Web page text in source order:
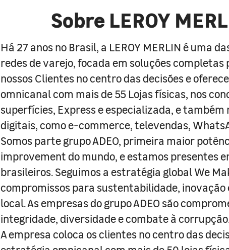
Sobre LEROY
Há 27 anos no Brasil, a LEROY MERLIN é uma
redes de varejo, focada em soluções completas
nossos Clientes no centro das decisões e
omnicanal com mais de 55 Lojas físicas, nos
superfícies, Express e especializada, e
digitais, como e-commerce, televendas,
Somos parte grupo ADEO, primeira maior
improvement do mundo, e estamos presentes
brasileiros. Seguimos a estratégia global We
compromissos para sustentabilidade,
local. As empresas do grupo ADEO são
integridade, diversidade e combate à
A empresa coloca os clientes no centro das